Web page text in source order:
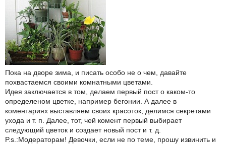
Пока на дворе зима, и писать особо не о чем, давайте
похвастаемся своими комнатными цветами.
Идея заключается в том, делаем первый пост о каком-то
определеном цветке, например бегонии. А далее в
коментариях выставляем своих красоток, делимся секретами
ухода и т. п. Далее, тот, чей комент первый выбирает
следующий цветок и создает новый пост и т. д.
P.s.:Модераторам! Девочки, если не по теме, прошу извинить и